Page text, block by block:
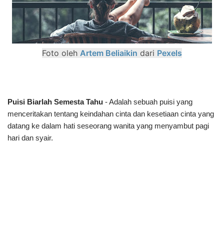
Foto oleh Artem Beliaikin dari Pexels
Puisi Biarlah Semesta Tahu - Adalah sebuah puisi yang
menceritakan tentang keindahan cinta dan kesetiaan cinta yang
datang ke dalam hati seseorang wanita yang menyambut pagi
hari dan syair.